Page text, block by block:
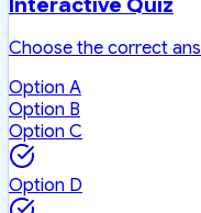
Choose the correct
Option A
Option B
Option C
Option D